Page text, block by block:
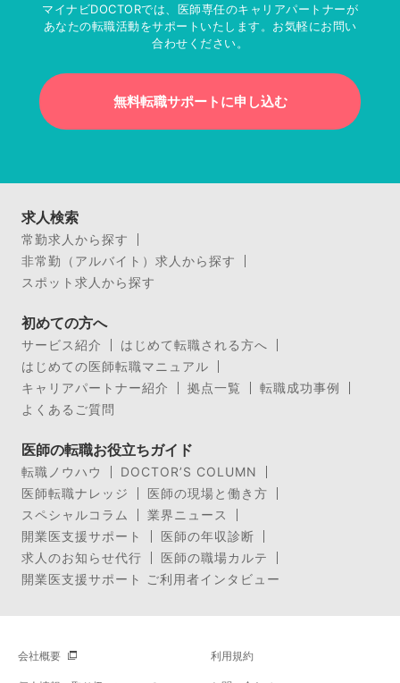
マイナビDOCTORでは、医師専任のキャリアパートナーが
あなたの転職活動をサポートいたします。お気軽にお問い
合わせください。
無料転職サポートに申し込む
求人検索
常勤求人から探す
非常勤（アルバイト）求人から探す
スポット求人から探す
初めての方へ
サービス紹介
はじめて転職される方へ
はじめての医師転職マニュアル
キャリアパートナー紹介
拠点一覧
転職成功事例
よくあるご質問
医師の転職お役立ちガイド
転職ノウハウ
DOCTOR’S COLUMN
医師転職ナレッジ
医師の現場と働き方
スペシャルコラム
業界ニュース
開業医支援サポート
医師の年収診断
求人のお知らせ代行
医師の職場カルテ
開業医支援サポート ご利用者インタビュー
会社概要 利用規約